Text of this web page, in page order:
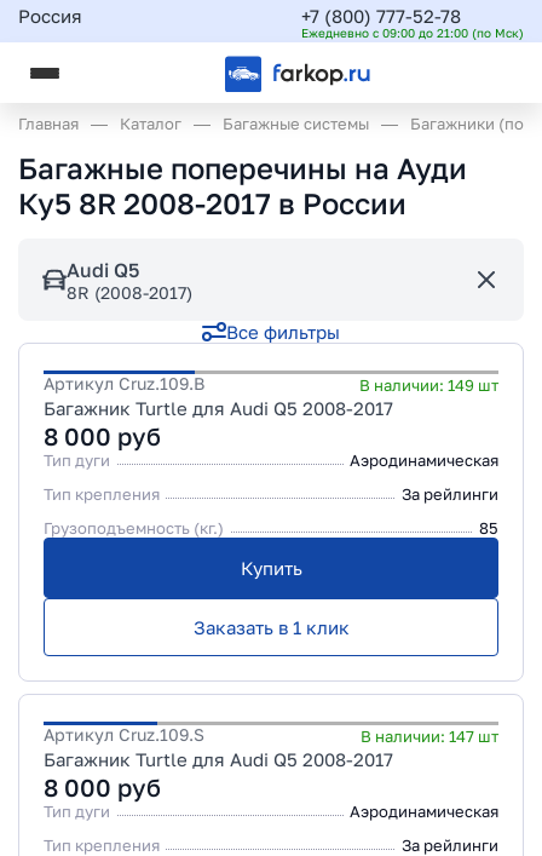
Россия +7 (800) 777-52-78
Ежедневно с 09:00 до 21:00 (по Мск)
Главная Каталог Багажные системы Багажники
Багажные поперечины на Ауди
Ку5 8R 2008-2017 в России
Audi Q5
8R (2008-2017)
Все фильтры
Артикул Cruz.109.B В наличии: 149 шт
Багажник Turtle для Audi Q5 2008-2017
8 000 руб
Тип дуги
Аэродинамическая
Тип крепления
За рейлинги
Грузоподъемность (кг.)
85
Купить
Заказать в 1 клик
Артикул Cruz.109.S В наличии: 147 шт
Багажник Turtle для Audi Q5 2008-2017
8 000 руб
Тип дуги
Аэродинамическая
Тип крепления
За рейлинги